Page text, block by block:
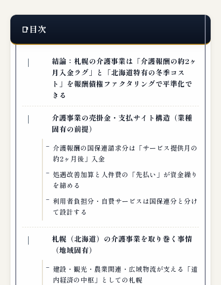
目次
結論：札幌の介護事業は「介護報酬の約2ヶ
月入金ラグ」と「北海道特有の冬季コス
ト」を報酬債権ファクタリングで平準化で
きる
介護事業の売掛金・支払サイト構造（業種
固有の前提）
介護報酬の国保連請求分は「サービス提供月の
約2ヶ月後」入金
処遇改善加算と人件費の「先払い」が資金繰り
を締める
利用者負担分・自費サービスは国保連分と分け
て設計する
札幌（北海道）の介護事業を取り巻く事情
（地域固有）
建設・観光・農業関連・広域物流が支える「道
内経済の中枢」としての札幌